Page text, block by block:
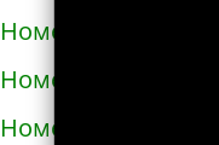
Номера телефонов
Номера телефонов
Номера